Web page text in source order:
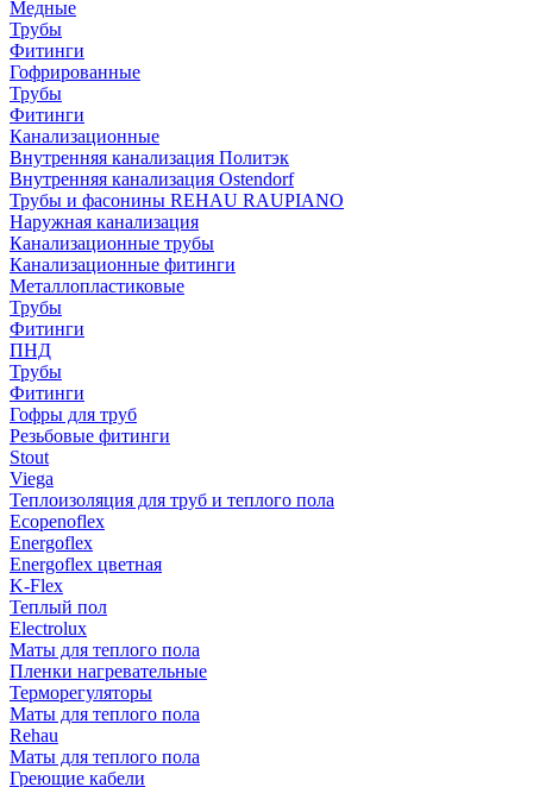
Медные
Трубы
Фитинги
Гофрированные
Трубы
Фитинги
Канализационные
Внутренняя канализация Политэк
Внутренняя канализация Ostendorf
Трубы и фасонины REHAU RAUPIANO
Наружная канализация
Канализационные трубы
Канализационные фитинги
Металлопластиковые
Трубы
Фитинги
ПНД
Трубы
Фитинги
Гофры для труб
Резьбовые фитинги
Stout
Viega
Теплоизоляция для труб и теплого пола
Ecopenoflex
Energoflex
Energoflex цветная
K-Flex
Теплый пол
Electrolux
Маты для теплого пола
Пленки нагревательные
Терморегуляторы
Маты для теплого пола
Rehau
Маты для теплого пола
Греющие кабели